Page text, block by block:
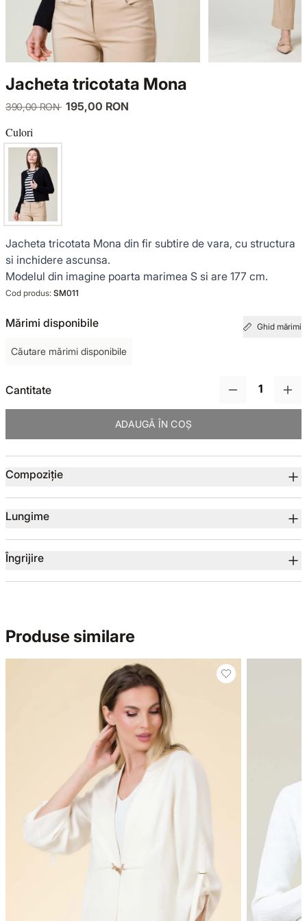
Jacheta tricotata Mona
390,00 RON 195,00 RON
Culori
Jacheta tricotata Mona din fir subtire de vara, cu structura
si inchidere ascunsa.
Modelul din imagine poarta marimea S si are 177 cm.
Cod produs: SM011
Mărimi disponibile Ghid mărimi
Căutare mărimi disponibile
Cantitate
ADAUGĂ ÎN COȘ
Compoziție
Lungime
Îngrijire
Produse similare
COMPLEURI
TRICOTAJE
GECI ȘI PALTOANE
ȚINUTE DE OCAZIE
NOUTĂȚI
COLECȚIA DIN IN
GARDEROBA DE VACANȚĂ
TOTUL DE LA -50%
GECI ȘI PALTOANE
SACOURI ȘI JACHETE
VEZI TOATE REDUCERILE
SENSE LIMITED EDITION
OFFICE MOOD